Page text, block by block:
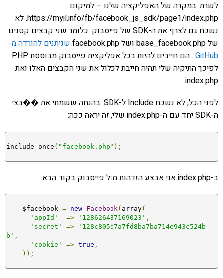
לשרת. במקרה של האפליקציה שלנו – למיקום
https://myil.info/fb/facebook_js_sdk/page1/index.php. לא
נשכח גם לצרף את ה-SDK של פייסבוק. כלומר שני קבצים קטנים
של base_facebook.php ושל facebook.php
שניתנים להורדה מ-
GitHub
. הם חייבים להיות בכל אפליקצית פייסבוק מבוססת PHP.
לפיכך התיקיה שלי תהיה חייבת לכלול את שני הקבצים האלו ואת
index.php.
לפני הכל, לא נשכח Include ל-SDK. בהנחה ששמתי את ��בצי
ה-SDK יחד עם ה-index.php שלי, זה יראה ככה:
include_once ( "facebook.php" );
ב-index.php אני אבצע הזדהות מול פייסבוק בקוד הבא:
    $facebook
= new Facebook( array(
'appId'
=> '128626487169023' ,
'secret'
=>
'128c805e7a7fd8ba7ba714e943c524b
b' ,
'cookie'
=> true ,
));